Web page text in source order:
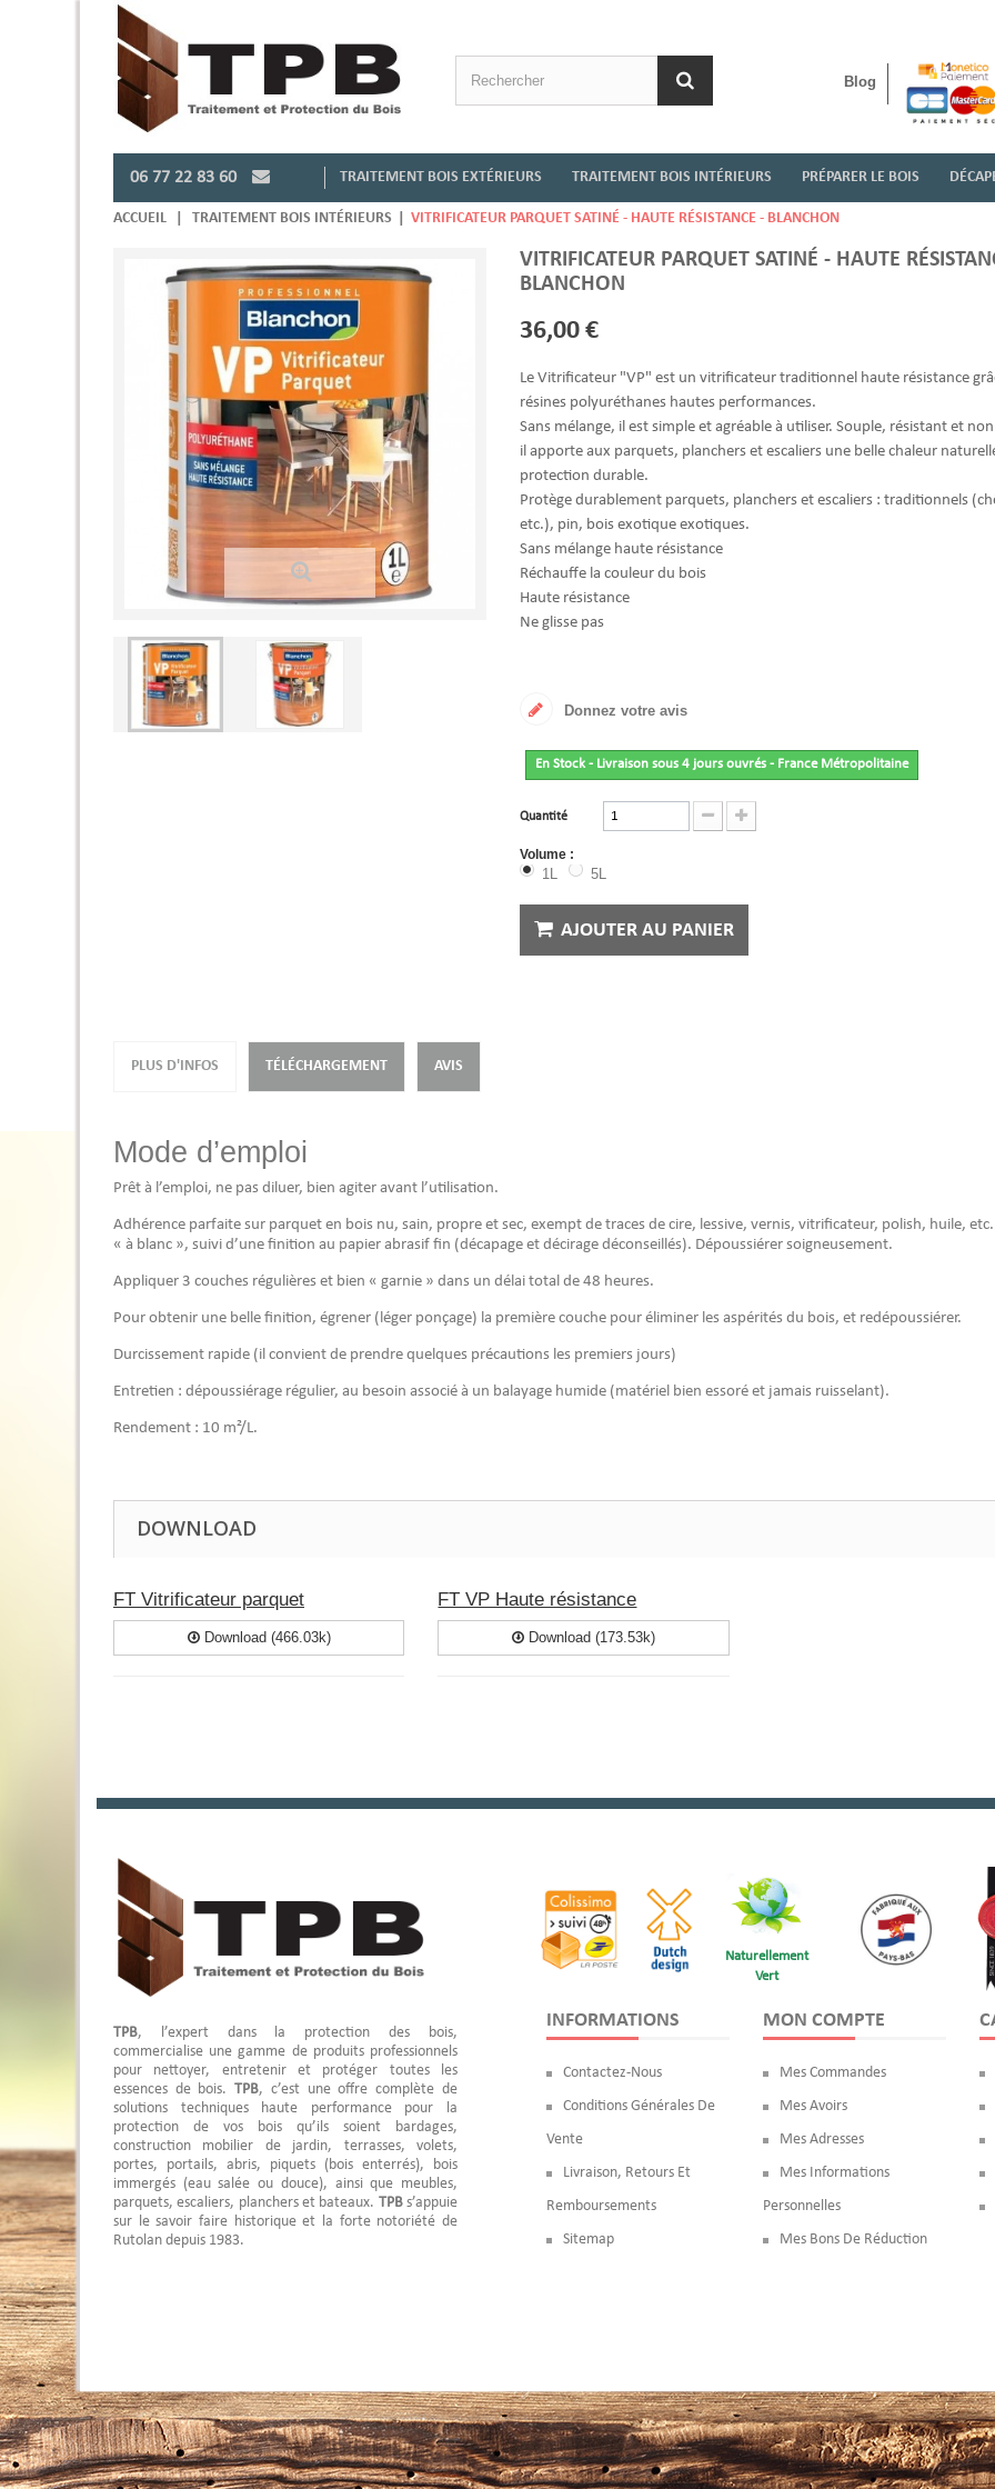
Blog
06 77 22 83 60 TRAITEMENT BOIS EXTÉRIEURS TRAITEMENT BOIS INTÉRIEURS PRÉPARER LE BOIS
ACCUEIL TRAITEMENT BOIS INTÉRIEURS VITRIFICATEUR PARQUET SATINÉ - HAUTE RÉSISTANCE - BLANCHON
VITRIFICATEUR PARQUET SATINÉ - HAUTE
BLANCHON
36,00 €
Le Vitrificateur "VP" est un vitrificateur traditionnel haute résistance
résines polyuréthanes hautes performances.
Sans mélange, il est simple et agréable à utiliser. Souple, résistant et
il apporte aux parquets, planchers et escaliers une belle chaleur
protection durable.
Protège durablement parquets, planchers et escaliers : traditionnels
etc.), pin, bois exotique exotiques.
Sans mélange haute résistance
Réchauffe la couleur du bois
Haute résistance
Ne glisse pas
Donnez votre avis
En Stock - Livraison sous 4 jours ouvrés - France Métropolitaine
Quantité
Volume :
1L 5L
AJOUTER AU PANIER
PLUS D'INFOS TÉLÉCHARGEMENT AVIS
Mode d’emploi
Prêt à l’emploi, ne pas diluer, bien agiter avant l’utilisation.
Adhérence parfaite sur parquet en bois nu, sain, propre et sec, exempt de traces de cire, lessive, vernis, vitrificateur, polish, huile,
« à blanc », suivi d’une finition au papier abrasif fin (décapage et décirage déconseillés). Dépoussiérer soigneusement.
Appliquer 3 couches régulières et bien « garnie » dans un délai total de 48 heures.
Pour obtenir une belle finition, égrener (léger ponçage) la première couche pour éliminer les aspérités du bois, et redépoussiérer.
Durcissement rapide (il convient de prendre quelques précautions les premiers jours)
Entretien : dépoussiérage régulier, au besoin associé à un balayage humide (matériel bien essoré et jamais ruisselant).
Rendement : 10 m²/L.
DOWNLOAD
FT Vitrificateur parquet
Download (466.03k)
FT VP Haute résistance
Download (173.53k)
TPB, l’expert dans la protection des bois,
commercialise une gamme de produits professionnels
pour nettoyer, entretenir et protéger toutes les
essences de bois.TPB, c’est une offre complète de
solutions techniques haute performance pour la
protection de vos bois qu’ils soient bardages,
construction mobilier de jardin, terrasses, volets,
portes, portails, abris, piquets (bois enterrés), bois
immergés (eau salée ou douce), ainsi que meubles,
parquets, escaliers, planchers et bateaux. TPBs’appuie
sur le savoir faire historique et la forte notoriété de
Rutolan depuis 1983.
Naturellement
Vert
INFORMATIONS
Contactez-Nous
Conditions Générales De
Vente
Livraison, Retours Et
Remboursements
Sitemap
MON COMPTE
Mes Commandes
Mes Avoirs
Mes Adresses
Mes Informations
Personnelles
Mes Bons De Réduction